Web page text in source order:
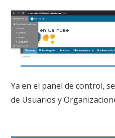
Ya en el panel de control,
de Usuarios y